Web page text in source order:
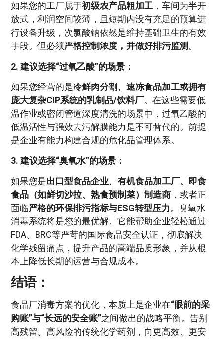
如果您的工厂属于初级农产品粗加工 ，车间为半开
放式，利润空间较薄，且短期内没有充足的预算进
行设备升级，次氯酸钠依然是维持基础卫生的有效
手段。但必须严格控制浓度，并做好排污监测。
2. 建议选择“过氧乙酸”的场景：
如果您经营的是冷鲜肉分割、速冻食品加工或拥有
庞大复杂CIP系统的乳制品/饮料厂。在这些需要低
温作业或密闭管道深度清洗的场景中，过氧乙酸的
低温活性与强效去污解膜能力是不可替代的。前提
是企业有能力构建合规的危化品管理体系。
3. 建议选择“臭氧水”的场景：
如果您是出口型食品企业、有机食品加工厂、即食
食品（如鲜切沙拉、熟食预制菜）制造商 ，或者正
面临严格的环保排污指标与ESG转型压力。臭氧水
消毒系统将是您的最优解。它能帮助企业轻松通过
FDA、BRC等严苛的国际食品安全认证，彻底解决
化学残留痛点，提升产品的高端品质形象，并从根
本上降低长期的运营与合规成本。
结语：
食品厂消毒方案的优化，本质上是企业在“眼前的采
购账”与“长远的安全账”之间做出的战略平衡。告别
高残留、高风险的传统化学药剂，向更高效、更安